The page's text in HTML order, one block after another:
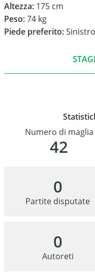
Altezza: 175 cm
Peso:74 kg
Piede preferito:Sinistro
42
Numero di maglia
0
Partite disputate
0
Autoreti